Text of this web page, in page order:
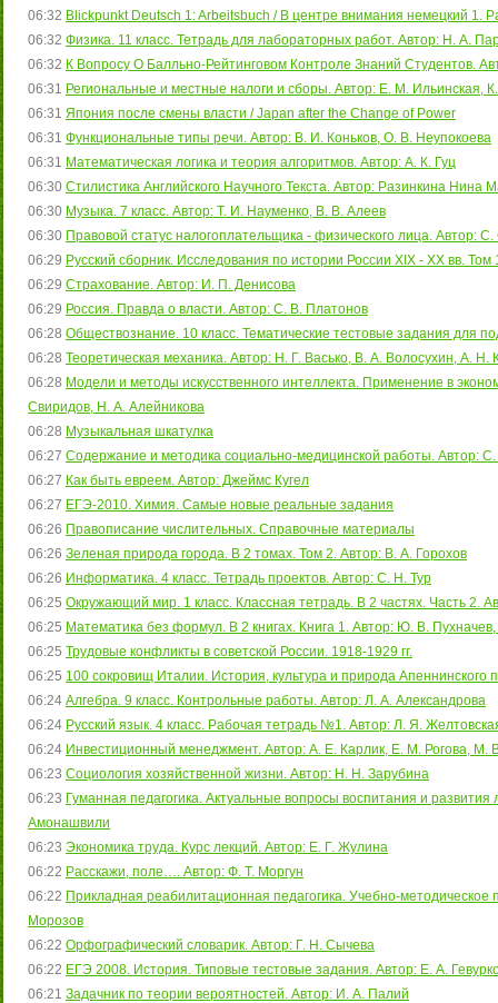
06:32 Blickpunkt Deutsch 1: Arbeitsbuch / В центре внимания немецкий 1.
06:32 Физика. 11 класс. Тетрадь для лабораторных работ. Автор: Н. А.
06:32 К Вопросу О Балльно-Рейтинговом Контроле Знаний Студентов.
06:31 Региональные и местные налоги и сборы. Автор: Е. М. Ильинская,
06:31 Япония после смены власти / Japan after the Change of Power
06:31 Функциональные типы речи. Автор: В. И. Коньков, О. В. Неупокоева
06:31 Математическая логика и теория алгоритмов. Автор: А. К. Гуц
06:30 Стилистика Английского Научного Текста. Автор: Разинкина Нина
06:30 Музыка. 7 класс. Автор: Т. И. Науменко, В. В. Алеев
06:30 Правовой статус налогоплательщика - физического лица. Автор: С.
06:29 Русский сборник. Исследования по истории России XIX - ХХ вв. Том
06:29 Страхование. Автор: И. П. Денисова
06:29 Россия. Правда о власти. Автор: С. В. Платонов
06:28 Обществознание. 10 класс. Тематические тестовые задания для
06:28 Теоретическая механика. Автор: Н. Г. Васько, В. А. Волосухин, А. Н.
06:28 Модели и методы искусственного интеллекта. Применение в
Свиридов, Н. А. Алейникова
06:28 Музыкальная шкатулка
06:27 Содержание и методика социально-медицинской работы. Автор:
06:27 Как быть евреем. Автор: Джеймс Кугел
06:27 ЕГЭ-2010. Химия. Самые новые реальные задания
06:26 Правописание числительных. Справочные материалы
06:26 Зеленая природа города. В 2 томах. Том 2. Автор: В. А. Горохов
06:26 Информатика. 4 класс. Тетрадь проектов. Автор: С. Н. Тур
06:25 Окружающий мир. 1 класс. Классная тетрадь. В 2 частях. Часть 2.
06:25 Математика без формул. В 2 книгах. Книга 1. Автор: Ю. В.
06:25 Трудовые конфликты в советской России. 1918-1929 гг.
06:25 100 сокровищ Италии. История, культура и природа Апеннинского
06:24 Алгебра. 9 класс. Контрольные работы. Автор: Л. А. Александрова
06:24 Русский язык. 4 класс. Рабочая тетрадь №1. Автор: Л. Я.
06:24 Инвестиционный менеджмент. Автор: А. Е. Карлик, Е. М. Рогова, М.
06:23 Социология хозяйственной жизни. Автор: Н. Н. Зарубина
06:23 Гуманная педагогика. Актуальные вопросы воспитания и
Амонашвили
06:23 Экономика труда. Курс лекций. Автор: Е. Г. Жулина
06:22 Расскажи, поле…. Автор: Ф. Т. Моргун
06:22 Прикладная реабилитационная педагогика. Учебно-
Морозов
06:22 Орфографический словарик. Автор: Г. Н. Сычева
06:22 ЕГЭ 2008. История. Типовые тестовые задания. Автор: Е. А.
06:21 Задачник по теории вероятностей. Автор: И. А. Палий